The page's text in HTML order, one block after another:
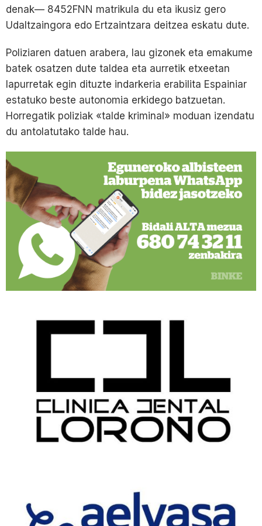
denak— 8452FNN matrikula du eta ikusiz gero
Udaltzaingora edo Ertzaintzara deitzea eskatu dute.
Poliziaren datuen arabera, lau gizonek eta emakume
batek osatzen dute taldea eta aurretik etxeetan
lapurretak egin dituzte indarkeria erabilita Espainiar
estatuko beste autonomia erkidego batzuetan.
Horregatik poliziak «talde kriminal» moduan izendatu
du antolatutako talde hau.